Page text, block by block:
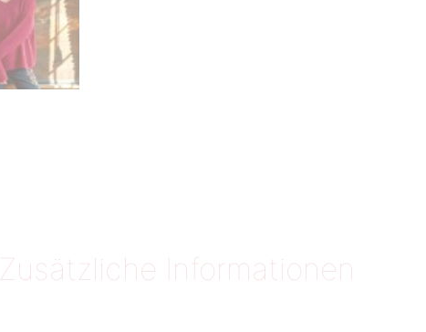
Zusätzliche Informationen